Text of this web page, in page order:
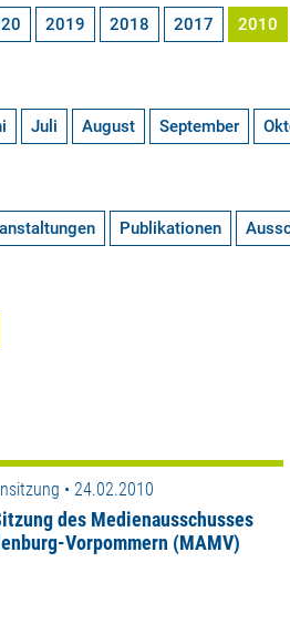
2019 2018 2017 2010
Juli August September
Publikationen
• 24.02.2010
des Medienausschusses
Vorpommern (MAMV)